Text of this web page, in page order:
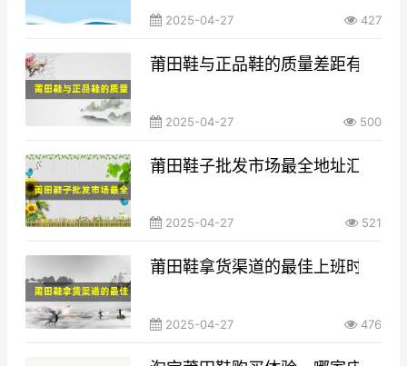
2025-04-27 427
莆田鞋与正品鞋的质量差距有多大
2025-04-27 500
莆田鞋子批发市场最全地址汇总，
2025-04-27 521
莆田鞋拿货渠道的最佳上班时间与
2025-04-27 476